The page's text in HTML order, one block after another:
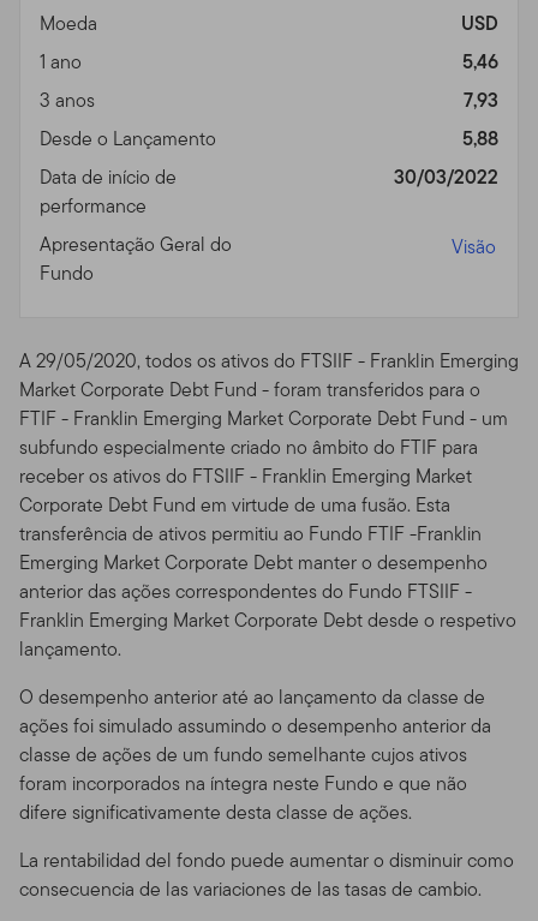
Moeda
USD
1 ano
5,46
3 anos
7,93
Desde o Lançamento
5,88
Data de início de
performance
30/03/2022
Apresentação Geral do
Fundo
Visão
A 29/05/2020, todos os ativos do FTSIIF - Franklin Emerging
Market Corporate Debt Fund - foram transferidos para o
FTIF - Franklin Emerging Market Corporate Debt Fund - um
subfundo especialmente criado no âmbito do FTIF para
receber os ativos do FTSIIF - Franklin Emerging Market
Corporate Debt Fund em virtude de uma fusão. Esta
transferência de ativos permitiu ao Fundo FTIF -Franklin
Emerging Market Corporate Debt manter o desempenho
anterior das ações correspondentes do Fundo FTSIIF -
Franklin Emerging Market Corporate Debt desde o respetivo
lançamento.
O desempenho anterior até ao lançamento da classe de
ações foi simulado assumindo o desempenho anterior da
classe de ações de um fundo semelhante cujos ativos
foram incorporados na íntegra neste Fundo e que não
difere significativamente desta classe de ações.
La rentabilidad del fondo puede aumentar o disminuir como
consecuencia de las variaciones de las tasas de cambio.
formalmente acordado condições diferentes.
Esse site é dirigido a certos negociadores qualificados
que possuem clientes com investimentos nos produtos
Franklin Templeton, e que morem fora dos Estados
Unidos. Também dirigido a investidores dos produtos
Franklin Templeton que residam fora dos EUA. Se você
escolher acessar esse site de lugares de dentro dos
Estados Unidos, o faz por seu próprio risco e iniciativa, e
é responsável pelo cumprimento de todas as leis
Sua Conta de Acesso Online.Se você mantiver uma
conta de acesso através de nosso Site, é responsável
único por manter a confiabilidade de sua conta e de sua
senha (ou Número de Identificação Pessoal - PIN) e por
controlar o acesso em seu computador. Você concorda
em assumir todas as responsabilidades do que ocorrer
dentro de sua conta e do uso da senha sob sua
conduta ou negligência. Notifique-nos imediatamente
se você tomar consciência de algum tipo de perda,
exibição/uso não autorizado ou roubo de sua senha.
Não há pedidos.
como um pedido de compra, ou oferta e venda, ou
ainda recomendação para algum título, produto ou
serviço para qualquer pessoa em qualquer jurisdição
em que tal solicitação, oferta, compra ou venda seja
considerada ilegal pelas leis de tal jurisdição.
Não há recomendação de investimentos ou
consultoria pessoal; uso das ferramentas. Este site não